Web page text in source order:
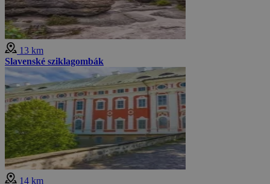
13 km
Slavenské sziklagombák
14 km